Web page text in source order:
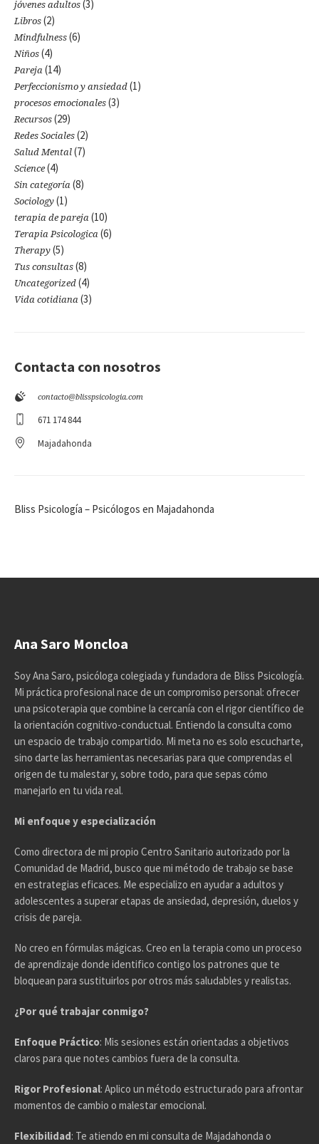
jóvenes adultos (3)
Libros (2)
Mindfulness (6)
Niños (4)
Pareja (14)
Perfeccionismo y ansiedad (1)
procesos emocionales (3)
Recursos (29)
Redes Sociales (2)
Salud Mental (7)
Science (4)
Sin categoría (8)
Sociology (1)
terapia de pareja (10)
Terapia Psicologica (6)
Therapy (5)
Tus consultas (8)
Uncategorized (4)
Vida cotidiana (3)
Contacta con nosotros
contacto@blisspsicologia.com
671 174 844
Majadahonda
Bliss Psicología – Psicólogos en Majadahonda
Ana Saro Moncloa
Soy Ana Saro, psicóloga colegiada y fundadora de Bliss Psicología.
Mi práctica profesional nace de un compromiso personal: ofrecer
una psicoterapia que combine la cercanía con el rigor científico de
la orientación cognitivo-conductual. Entiendo la consulta como
un espacio de trabajo compartido. Mi meta no es solo escucharte,
sino darte las herramientas necesarias para que comprendas el
origen de tu malestar y, sobre todo, para que sepas cómo
manejarlo en tu vida real.
Mi enfoque y especialización
Como directora de mi propio Centro Sanitario autorizado por la
Comunidad de Madrid, busco que mi método de trabajo se base
en estrategias eficaces. Me especializo en ayudar a adultos y
adolescentes a superar etapas de ansiedad, depresión, duelos y
crisis de pareja.
No creo en fórmulas mágicas. Creo en la terapia como un proceso
de aprendizaje donde identifico contigo los patrones que te
bloquean para sustituirlos por otros más saludables y realistas.
¿Por qué trabajar conmigo?
Enfoque Práctico: Mis sesiones están orientadas a objetivos
claros para que notes cambios fuera de la consulta.
Rigor Profesional: Aplico un método estructurado para afrontar
momentos de cambio o malestar emocional.
Flexibilidad: Te atiendo en mi consulta de Majadahonda o